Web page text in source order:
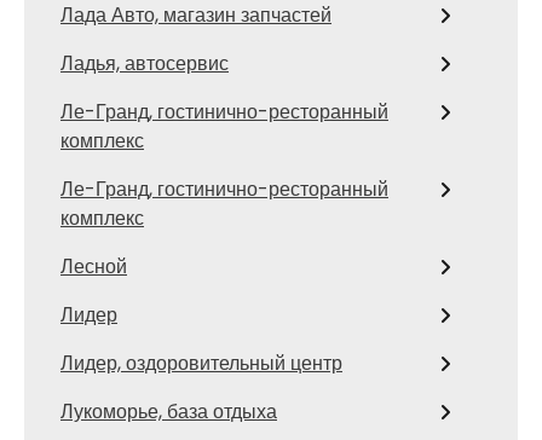
Лада Авто, магазин запчастей
Ладья, автосервис
Ле-Гранд, гостинично-ресторанный
комплекс
Ле-Гранд, гостинично-ресторанный
комплекс
Лесной
Лидер
Лидер, оздоровительный центр
Лукоморье, база отдыха